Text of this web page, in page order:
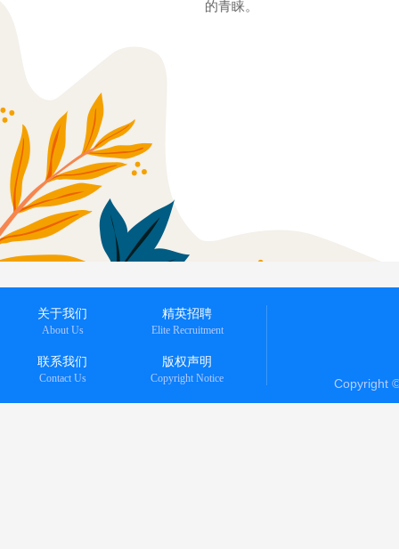
的青睐。
关于我们
About Us
精英招聘
Elite Recruitment
联系我们
Contact Us
版权声明
Copyright Notice Copyright